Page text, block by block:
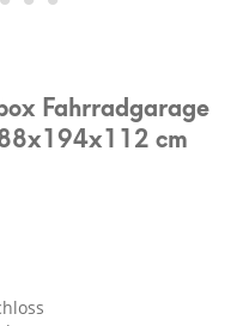
Fahrradgarage
cm